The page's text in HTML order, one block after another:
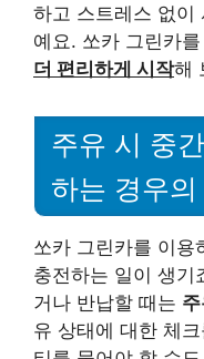
하고 스트레스 없이
예요. 쏘카 그린카를
더 편리하게 시작해
주유 시 중
하는 경우의
쏘카 그린카를 이용
충전하는 일이 생기
거나 반납할 때는
유 상태에 대한 체